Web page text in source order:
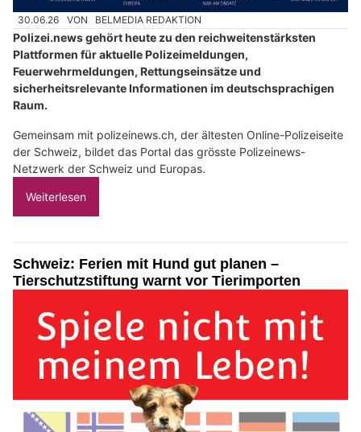
30.06.26 VON BELMEDIA REDAKTION
Polizei.news gehört heute zu den reichweitenstärksten
Plattformen für aktuelle Polizeimeldungen,
Feuerwehrmeldungen, Rettungseinsätze und
sicherheitsrelevante Informationen im deutschsprachigen
Raum.
Gemeinsam mit polizeinews.ch, der ältesten Online-Polizeiseite
der Schweiz, bildet das Portal das grösste Polizeinews-
Netzwerk der Schweiz und Europas.
Weiterlesen
Schweiz: Ferien mit Hund gut planen –
Tierschutzstiftung warnt vor Tierimporten